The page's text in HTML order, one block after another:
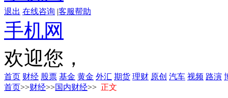
退出 在线咨询 |客服帮助
手机网
欢迎您，
首页 财经 股票 基金 黄金 外汇 期货 理财 原创 汽车 视频 路演
首页>>财经>>国内财经>> 正文